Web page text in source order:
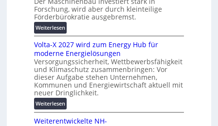
r
u
n
g
s
l
ö
s
u
n
e
n
s
c
h
u
t
z
u
n
d
d
i
g
i
Forschung, wird aber durch kleinteilige
Förderbürokratie ausgebremst.
Weiterlesen:
M
a
s
c
h
i
n
e
n
b
a
Volta-X 2027 wird zum Energy Hub für
moderne Energielösungen
Versorgungssicherheit, Wettbewerbsfähigkeit
und Klimaschutz zusammenbringen: Vor
dieser Aufgabe stehen Unternehmen,
Kommunen und Energiewirtschaft aktuell mit
neuer Dringlichkeit.
Weiterlesen:
V
o
Weiterentwickelte NH-